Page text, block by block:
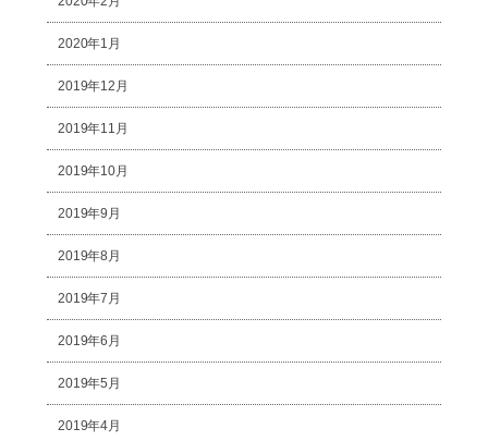
2020年1月
2019年12月
2019年11月
2019年10月
2019年9月
2019年8月
2019年7月
2019年6月
2019年5月
2019年4月